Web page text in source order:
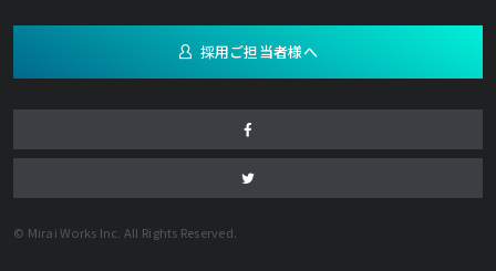
採用ご担当者様へ
© Mirai Works Inc. All Rights Reserved.